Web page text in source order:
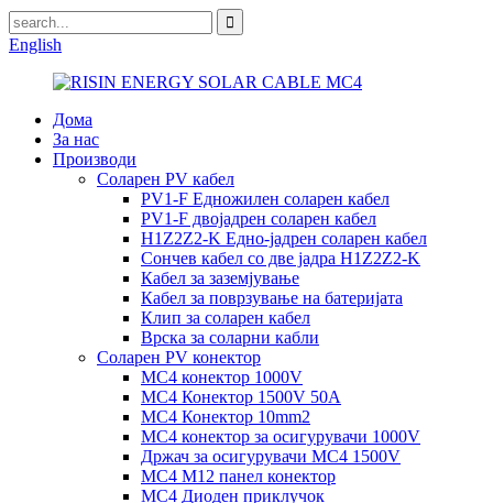
English
Дома
За нас
Производи
Соларен PV кабел
PV1-F Едножилен соларен кабел
PV1-F двојадрен соларен кабел
H1Z2Z2-K Едно-јадрен соларен кабел
Сончев кабел со две јадра H1Z2Z2-K
Кабел за заземјување
Кабел за поврзување на батеријата
Клип за соларен кабел
Врска за соларни кабли
Соларен PV конектор
MC4 конектор 1000V
MC4 Конектор 1500V 50A
MC4 Конектор 10mm2
MC4 конектор за осигурувачи 1000V
Држач за осигурувачи MC4 1500V
MC4 M12 панел конектор
MC4 Диоден приклучок